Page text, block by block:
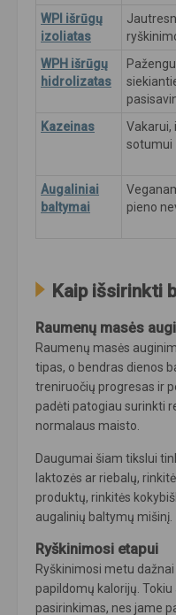
WPI išrūgų
izoliatas
WPH išrūgų
hidrolizatas
Kazeinas
Vakarui,
sotumui
Augaliniai
baltymai
pieno
Kaip išsirinkti
Raumenų masės
Raumenų masės
tipas, o bendras dienos
treniruočių progresas ir
padėti patogiau surinkti
normalaus maisto.
Daugumai šiam tikslui
laktozės ar riebalų,
produktų, rinkitės
augalinių baltymų mišinį.
Ryškinimosi etapui
Ryškinimosi metu
papildomų kalorijų.
pasirinkimas, nes jame